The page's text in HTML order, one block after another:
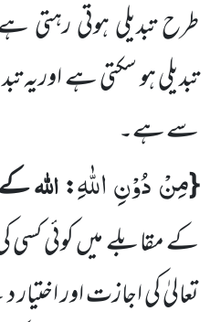
طرح تبدیلی ہوتی رہتی
تبدیلی ہو سکتی ہے اوریہ
سے ہے۔
{مِنْ دُوْنِ اللّٰهِ:اللہکے
کے مقابلے میں کوئی کسی
تعالیٰ کی اجازت اور